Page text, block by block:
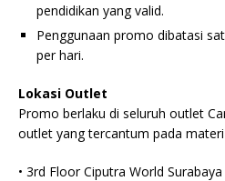
pendidikan yang valid.
Penggunaan promo dibatasi
per hari.
Lokasi Outlet
Promo berlaku di seluruh outlet
outlet yang tercantum pada
• 3rd Floor Ciputra World Surabaya